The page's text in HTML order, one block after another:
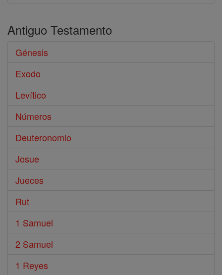
Antiguo Testamento
Génesis
Exodo
Levítico
Números
Deuteronomio
Josue
Jueces
Rut
1 Samuel
2 Samuel
1 Reyes